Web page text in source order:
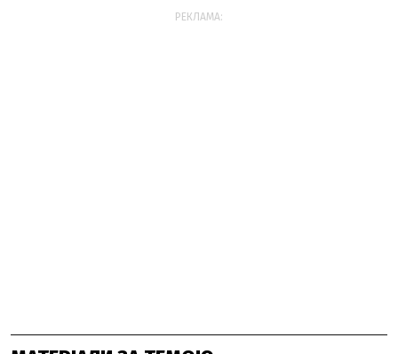
РЕКЛАМА: